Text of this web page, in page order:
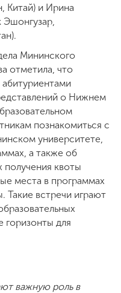
Китай) и Ирина
Мининского
отметила, что
о Нижнем
познакомиться с
университете,
а также об
квоты
места в программах
Такие встречи играют
горизонты для
важную роль в